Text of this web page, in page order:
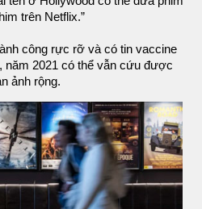
trên Netflix.”
công rực rỡ và có tin vaccine
năm 2021 có thể vẫn cứu được
ảnh rộng.